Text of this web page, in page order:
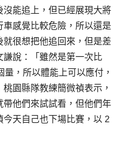
能追上，但已經展現大將
感覺比較危險，所以還是
很想把他追回來，但是差
說：「雖然是第一次比
，所以體能上可以應付，
園縣隊教練簡微禎表示，
他們來試試看，但他們年
天自己也下場比賽，以 2